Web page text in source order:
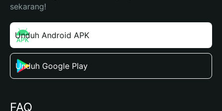
sekarang!
Unduh Android APK
Unduh Google Play
FAQ